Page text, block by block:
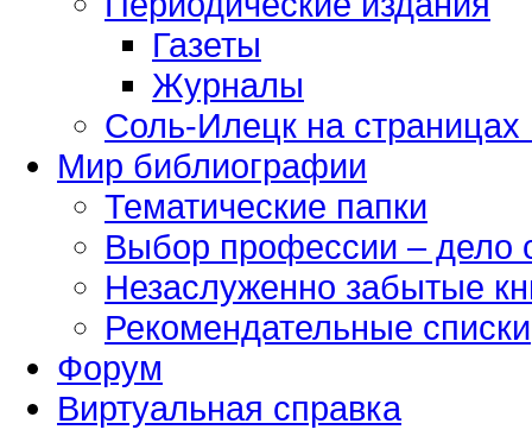
Газеты
Журналы
Соль-Илецк на
Мир библиографии
Тематические папки
Выбор профессии – дело
Незаслуженно забытые
Рекомендательные списки
Форум
Виртуальная справка